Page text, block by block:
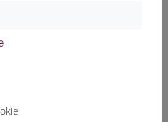
CULTURALE,